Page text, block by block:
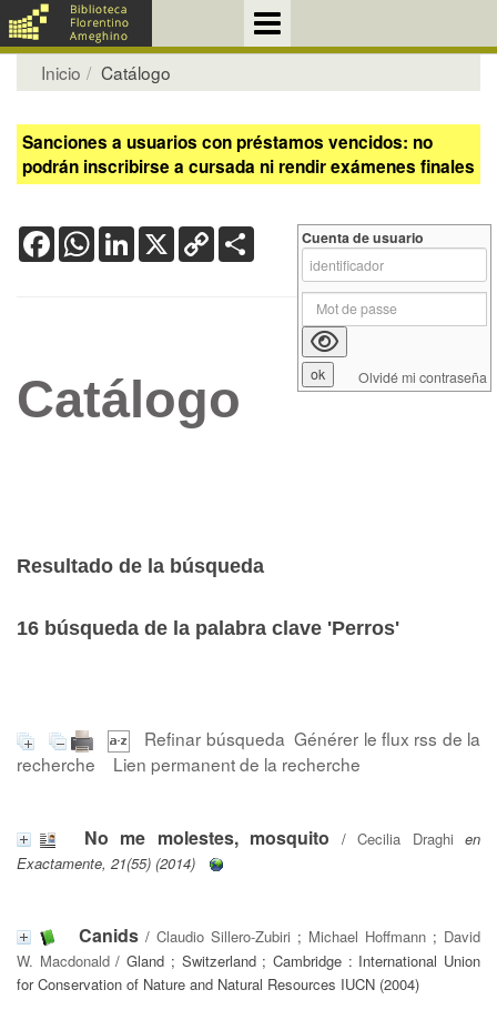
Inicio Catálogo
Sanciones a usuarios con préstamos vencidos: no
podrán inscribirse a cursada ni rendir exámenes finales
FacebookWhatsApp
LinkedIn
X Copy
Link
Catálogo
Resultado de la búsqueda
16 búsqueda de la palabra clave 'Perros'
Refinar búsqueda Générer le flux rss de la
recherche
Lien permanent de la recherche
No me molestes, mosquito / Cecilia Draghi en
Exactamente, 21(55) (2014)
Canids / Claudio Sillero-Zubiri ; Michael Hoffmann ; David
W. Macdonald/ Gland ; Switzerland ; Cambridge : International Union
for Conservation of Nature and Natural Resources IUCN (2004)
Cuenta de usuario
Olvidé mi contraseña